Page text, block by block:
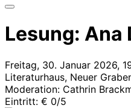
Lesung: Ana
Freitag, 30. Januar 2026,
Literaturhaus, Neuer
Moderation: Cathrin
Eintritt: € 0/5